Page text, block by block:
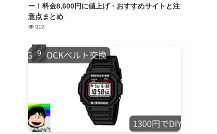
ー！料金8,600円に値上げ・おすすめサイトと注
意点まとめ
912